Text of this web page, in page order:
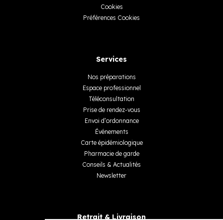
Cookies
Préférences Cookies
Services
Nos préparations
Espace professionnel
Téléconsultation
Prise de rendez-vous
Envoi d’ordonnance
Événements
Carte épidémiologique
Pharmacie de garde
Conseils & Actualités
Newsletter
Retrait & Livraison